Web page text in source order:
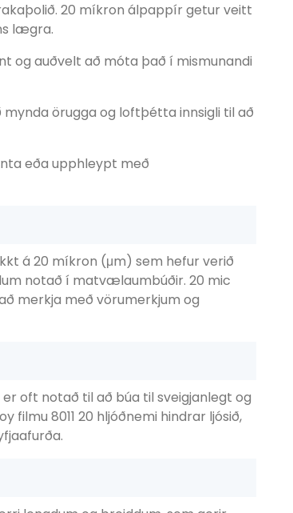
20 míkron álpappír getur veitt
lægra.
og auðvelt að móta það í mismunandi
örugga og loftþétta innsigli til að
eða upphleypt með
á 20 míkron (μm) sem hefur verið
notað í matvælaumbúðir. 20 mic
merkja með vörumerkjum og
oft notað til að búa til sveigjanlegt og
8011 20 hljóðnemi hindrar ljósið,